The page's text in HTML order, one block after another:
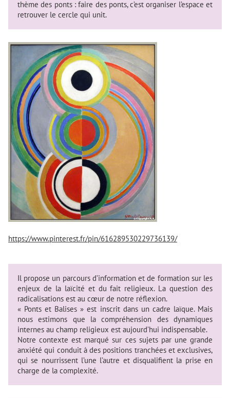
thème des ponts : faire des ponts, c’est organiser l’espace et
retrouver le cercle qui unit.
https://www.pinterest.fr/pin/616289530229736139/
Il propose un parcours d’information et de formation sur les
enjeux de la laïcité et du fait religieux. La question des
radicalisations est au cœur de notre réflexion.
« Ponts et Balises » est inscrit dans un cadre laïque. Mais
nous estimons que la compréhension des dynamiques
internes au champ religieux est aujourd’hui indispensable.
Notre contexte est marqué sur ces sujets par une grande
anxiété qui conduit à des positions tranchées et exclusives,
qui se nourrissent l’une l’autre et disqualifient la prise en
charge de la complexité.